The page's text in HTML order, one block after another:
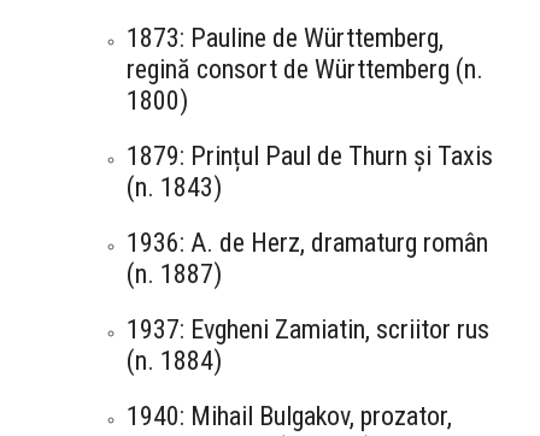
1873: Pauline de Württemberg,
regină consort de Württemberg (n.
1800)
1879: Prințul Paul de Thurn și Taxis
(n. 1843)
1936: A. de Herz, dramaturg român
(n. 1887)
1937: Evgheni Zamiatin, scriitor rus
(n. 1884)
1940: Mihail Bulgakov, prozator,